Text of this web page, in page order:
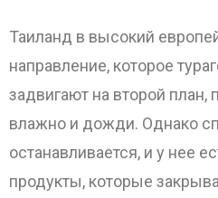
Таиланд в высокий
направление, которое
задвигают на второй план,
влажно и дожди. Однако
останавливается, и у нее
продукты, которые